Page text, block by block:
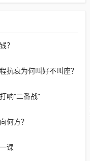
？
抗衰为何叫好不叫座？
响“二番战”
何方？
课